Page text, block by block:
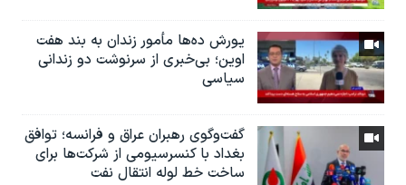
یورش ده‌ها مأمور زندان به بند هفت
اوین؛ بی‌خبری از سرنوشت دو زندانی
سیاسی
گفت‌وگوی رهبران عراق و فرانسه؛ توافق
بغداد با کنسرسیومی از شرکت‌ها برای
ساخت خط لوله انتقال نفت